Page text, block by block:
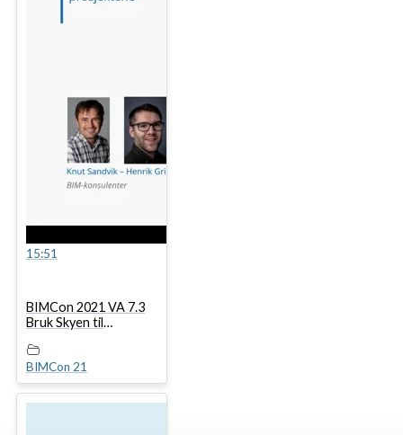
15:51
BIMCon 2021 VA 7.3
Bruk Skyen til
prosjektene
BIMCon 21